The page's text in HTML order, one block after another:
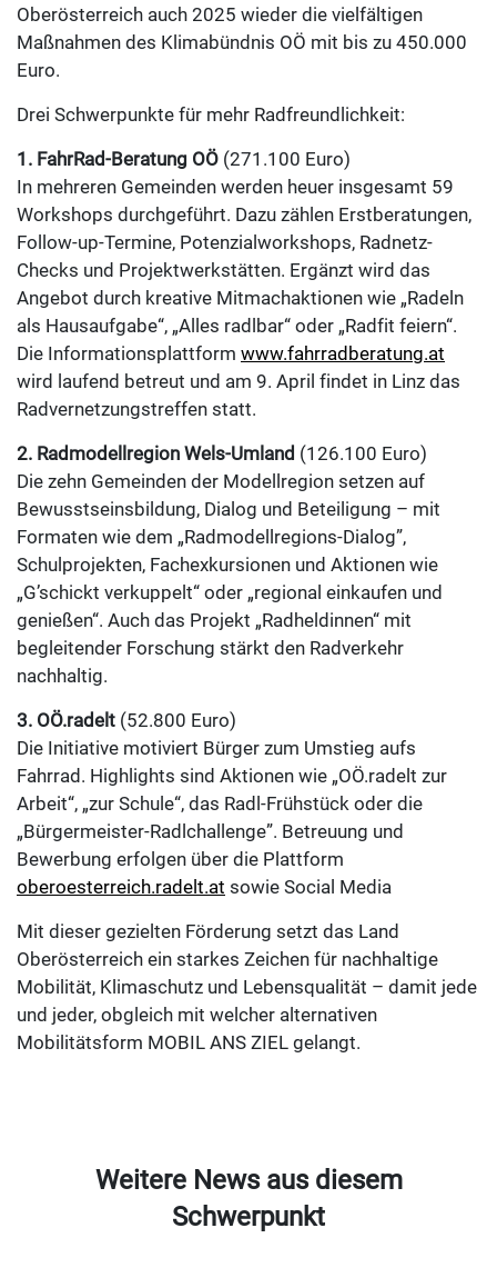
Oberösterreich auch 2025 wieder die vielfältigen
Maßnahmen des Klimabündnis OÖ mit bis zu 450.000
Euro.
Drei Schwerpunkte für mehr Radfreundlichkeit:
1. FahrRad-Beratung OÖ (271.100 Euro)
In mehreren Gemeinden werden heuer insgesamt 59
Workshops durchgeführt. Dazu zählen Erstberatungen,
Follow-up-Termine, Potenzialworkshops, Radnetz-
Checks und Projektwerkstätten. Ergänzt wird das
Angebot durch kreative Mitmachaktionen wie „Radeln
als Hausaufgabe“, „Alles radlbar“ oder „Radfit feiern“.
Die Informationsplattform www.fahrradberatung.at
wird laufend betreut und am 9. April findet in Linz das
Radvernetzungstreffen statt.
2. Radmodellregion Wels-Umland (126.100 Euro)
Die zehn Gemeinden der Modellregion setzen auf
Bewusstseinsbildung, Dialog und Beteiligung – mit
Formaten wie dem „Radmodellregions-Dialog”,
Schulprojekten, Fachexkursionen und Aktionen wie
„G’schickt verkuppelt“ oder „regional einkaufen und
genießen“. Auch das Projekt „Radheldinnen“ mit
begleitender Forschung stärkt den Radverkehr
nachhaltig.
3. OÖ.radelt (52.800 Euro)
Die Initiative motiviert Bürger zum Umstieg aufs
Fahrrad. Highlights sind Aktionen wie „OÖ.radelt zur
Arbeit“, „zur Schule“, das Radl-Frühstück oder die
„Bürgermeister-Radlchallenge”. Betreuung und
Bewerbung erfolgen über die Plattform
oberoesterreich.radelt.at sowie Social Media
Mit dieser gezielten Förderung setzt das Land
Oberösterreich ein starkes Zeichen für nachhaltige
Mobilität, Klimaschutz und Lebensqualität – damit jede
und jeder, obgleich mit welcher alternativen
Mobilitätsform MOBIL ANS ZIEL gelangt.
Weitere News aus diesem
Schwerpunkt